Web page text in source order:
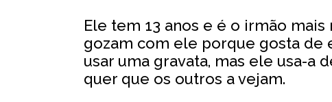
Ele tem 13 anos e é o irmão mais
gozam com ele porque gosta de
usar uma gravata, mas ele usa-a
quer que os outros a vejam.